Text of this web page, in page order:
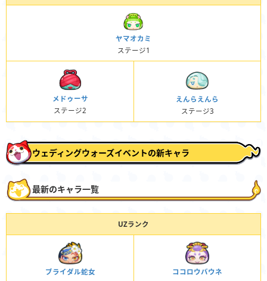
ヤマオカミ
ステージ1
メドゥーサ
ステージ2
えんらえんら
ステージ3
ウェディングウォーズイベントの新キャラ
最新のキャラ一覧
UZランク
ブライダル蛇女 ココロウバウネ